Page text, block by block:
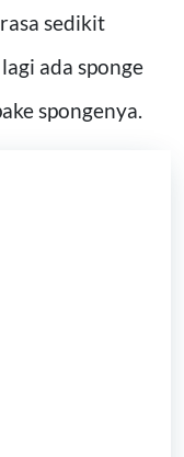
sedikit
ada sponge
spongenya.